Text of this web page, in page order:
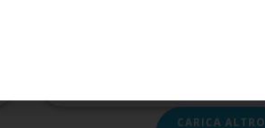
CARICA ALTRO